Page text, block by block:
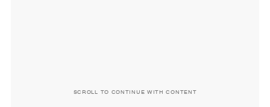
SCROLL TO CONTINUE WITH CONTENT